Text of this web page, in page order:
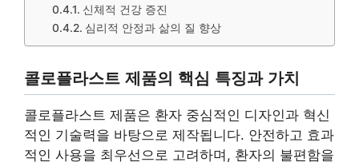
신체적 건강 증진
심리적 안정과 삶의 질 향상
콜로플라스트 제품의 핵심 특징과 가치
콜로플라스트 제품은 환자 중심적인 디자인과 혁신
적인 기술력을 바탕으로 제작됩니다. 안전하고 효과
적인 사용을 최우선으로 고려하며, 환자의 불편함을